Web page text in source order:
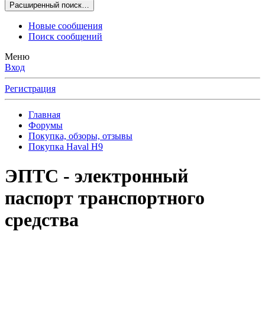
Расширенный поиск…
Новые сообщения
Поиск сообщений
Меню
Вход
Регистрация
Главная
Форумы
Покупка, обзоры, отзывы
Покупка Haval H9
ЭПТС - электронный
паспорт транспортного
средства